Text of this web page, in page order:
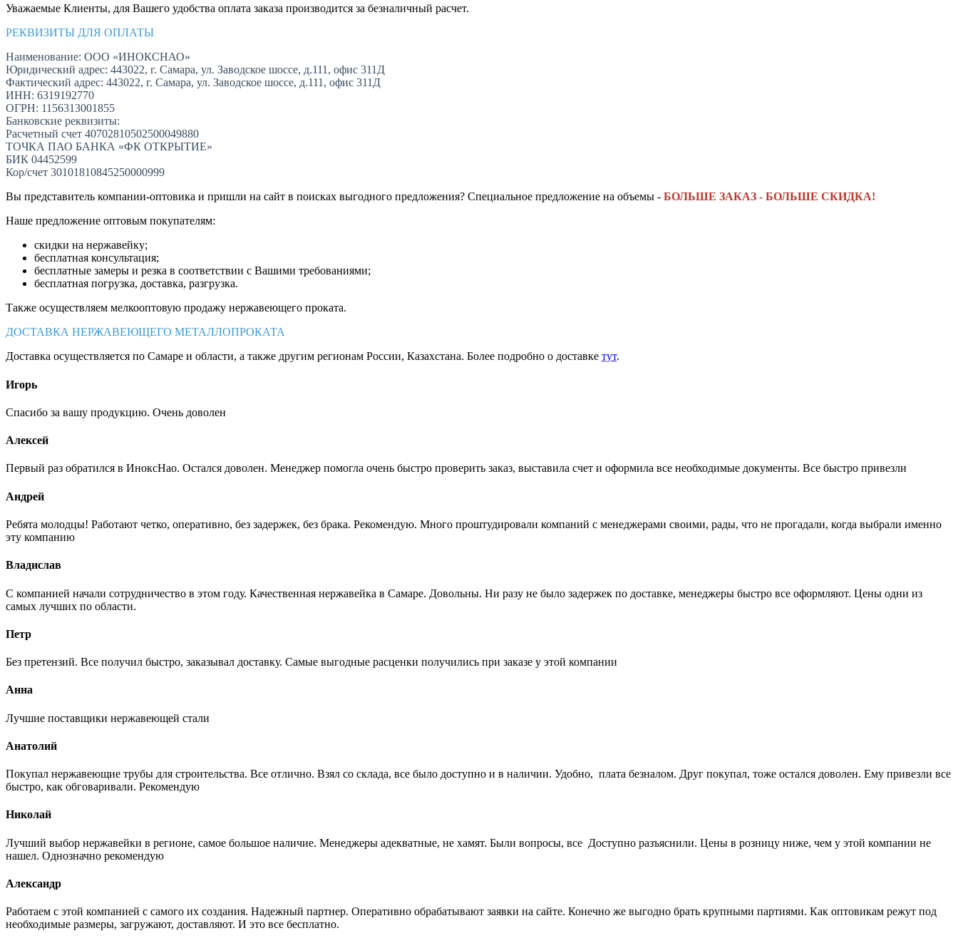
Уважаемые Клиенты, для Вашего удобства оплата заказа производится за безналичный расчет.
РЕКВИЗИТЫ ДЛЯ ОПЛАТЫ
Наименование: ООО «ИНОКСНАО»
Юридический адрес: 443022, г. Самара, ул. Заводское шоссе, д.111, офис 311Д
Фактический адрес: 443022, г. Самара, ул. Заводское шоссе, д.111, офис 311Д
ИНН: 6319192770
ОГРН: 1156313001855
Банковские реквизиты:
Расчетный счет 40702810502500049880
ТОЧКА ПАО БАНКА «ФК ОТКРЫТИЕ»
БИК 04452599
Кор/счет 30101810845250000999
Вы представитель компании-оптовика и пришли на сайт в поисках выгодного предложения? Специальное предложение на объемы - БОЛЬШЕ ЗАКАЗ - БОЛЬШЕ СКИДКА!
Наше предложение оптовым покупателям:
скидки на нержавейку;
бесплатная консультация;
бесплатные замеры и резка в соответствии с Вашими требованиями;
бесплатная погрузка, доставка, разгрузка.
Также осуществляем мелкооптовую продажу нержавеющего проката.
ДОСТАВКА НЕРЖАВЕЮЩЕГО МЕТАЛЛОПРОКАТА
Доставка осуществляется по Самаре и области, а также другим регионам России, Казахстана. Более подробно о доставке тут.
Игорь
Спасибо за вашу продукцию. Очень доволен
Алексей
Первый раз обратился в ИноксНао. Остался доволен. Менеджер помогла очень быстро проверить заказ, выставила счет и оформила все необходимые документы. Все быстро привезли
Андрей
Ребята молодцы! Работают четко, оперативно, без задержек, без брака. Рекомендую. Много проштудировали компаний с менеджерами своими, рады, что не прогадали, когда выбрали именно
эту компанию
Владислав
С компанией начали сотрудничество в этом году. Качественная нержавейка в Самаре. Довольны. Ни разу не было задержек по доставке, менеджеры быстро все оформляют. Цены одни из
самых лучших по области.
Петр
Без претензий. Все получил быстро, заказывал доставку. Самые выгодные расценки получились при заказе у этой компании
Анна
Лучшие поставщики нержавеющей стали
Анатолий
Покупал нержавеющие трубы для строительства. Все отлично. Взял со склада, все было доступно и в наличии. Удобно, плата безналом. Друг покупал, тоже остался доволен. Ему привезли все
быстро, как обговаривали. Рекомендую
Николай
Лучший выбор нержавейки в регионе, самое большое наличие. Менеджеры адекватные, не хамят. Были вопросы, все Доступно разъяснили. Цены в розницу ниже, чем у этой компании не
нашел. Однозначно рекомендую
Александр
Работаем с этой компанией с самого их создания. Надежный партнер. Оперативно обрабатывают заявки на сайте. Конечно же выгодно брать крупными партиями. Как оптовикам режут под
необходимые размеры, загружают, доставляют. И это все бесплатно.